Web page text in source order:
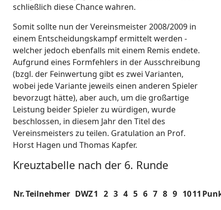
schließlich diese Chance wahren.
Somit sollte nun der Vereinsmeister 2008/2009 in
einem Entscheidungskampf ermittelt werden -
welcher jedoch ebenfalls mit einem Remis endete.
Aufgrund eines Formfehlers in der Ausschreibung
(bzgl. der Feinwertung gibt es zwei Varianten,
wobei jede Variante jeweils einen anderen Spieler
bevorzugt hätte), aber auch, um die großartige
Leistung beider Spieler zu würdigen, wurde
beschlossen, in diesem Jahr den Titel des
Vereinsmeisters zu teilen. Gratulation an Prof.
Horst Hagen und Thomas Kapfer.
Kreuztabelle nach der 6. Runde
Nr.Teilnehmer DWZ1 2 3 4 5 6 7 8 9 1011